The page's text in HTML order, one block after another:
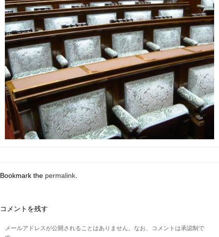
Bookmark the permalink
コメントを残す
メールアドレスが公開されることはありません。なお、コメントは承認制で